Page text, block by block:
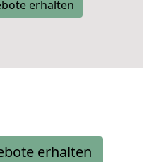
erhalten
erhalten